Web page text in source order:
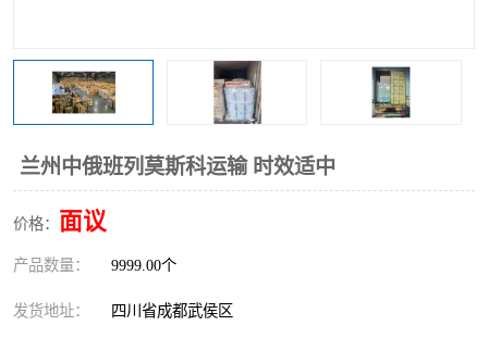
兰州中俄班列莫斯科运输 时效适中
价格： 面议
产品数量： 9999.00个
发货地址： 四川省成都武侯区